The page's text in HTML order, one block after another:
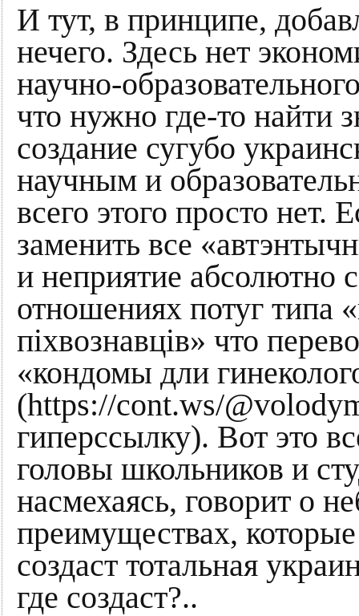
И тут, в принципе,
нечего. Здесь нет
научно-
что нужно где-то найти
создание сугубо
научным и
всего этого просто нет.
заменить все
и неприятие абсолютно
отношениях потуг типа
піхвознавців» что
«кондомы дли
(https://cont.ws/
гиперссылку). Вот это
головы школьников и
насмехаясь, говорит о
преимуществах,
создаст тотальная
где создаст?..